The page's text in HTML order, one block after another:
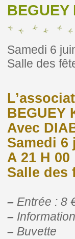
Samedi 6
Salle des
BEGUEY
Avec
Samedi 6
A 21 H 00
Salle des
– Entrée : 8
–
– Buvette